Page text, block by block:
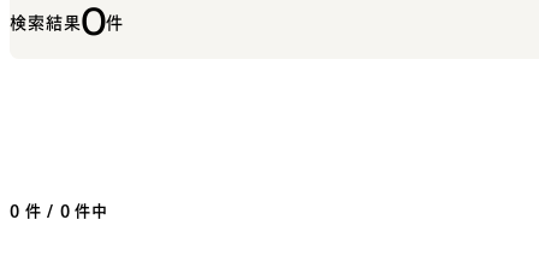
検索結果0件
0 件 / 0 件中